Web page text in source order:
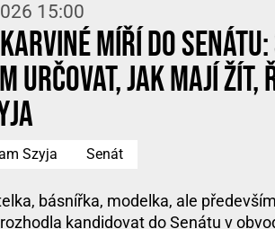
15:00
míří do
určovat, jak mají žít,
Szyja Senát
básnířka, modelka, ale
kandidovat do Senátu v